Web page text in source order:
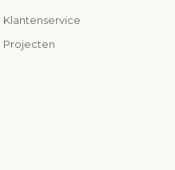
Klantenservice
Projecten